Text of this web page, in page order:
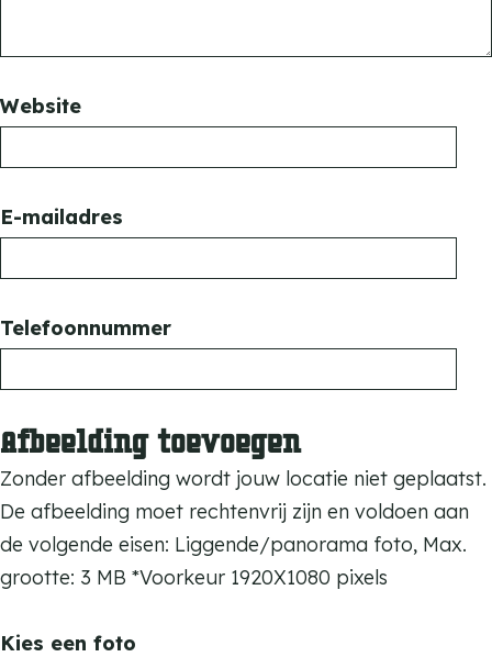
h
Website
E-mailadres
Telefoonnummer
Afbeelding toevoegen
Zonder afbeelding wordt jouw locatie niet geplaatst.
De afbeelding moet rechtenvrij zijn en voldoen aan
de volgende eisen: Liggende/panorama foto, Max.
grootte: 3 MB *Voorkeur 1920X1080 pixels
Kies een foto